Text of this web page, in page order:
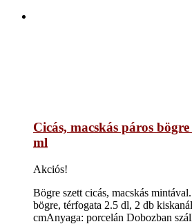
Cicás, macskás páros
ml
Akciós!
Bögre szett cicás, macskás
bögre, térfogata 2.5 dl, 2 db
cmAnyaga: porcelán Dobozban